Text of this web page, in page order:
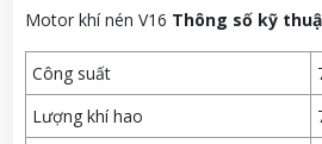
Motor khí nén V16 Thông số kỹ
Công suất
Lượng khí hao